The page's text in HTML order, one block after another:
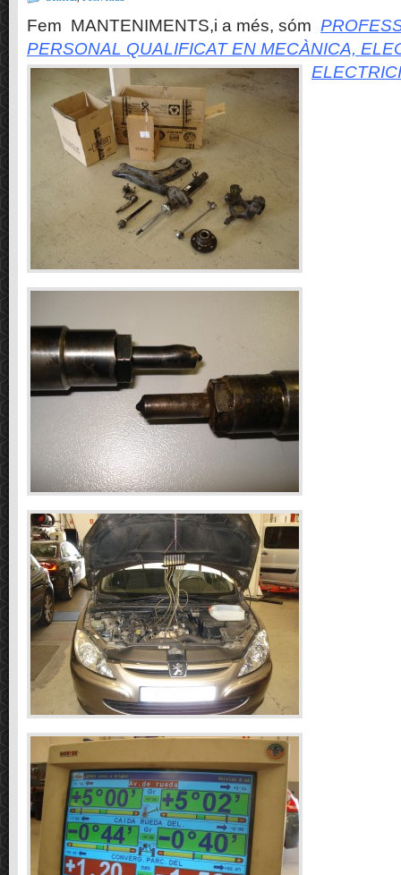
Fem MANTENIMENTS,i a més, sóm
PERSONAL QUALIFICAT EN MECÀNICA,